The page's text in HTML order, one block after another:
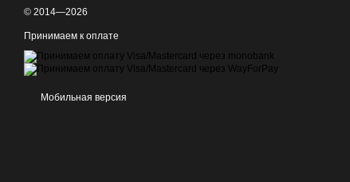
© 2014—2026
Принимаем к оплате
Мобильная версия